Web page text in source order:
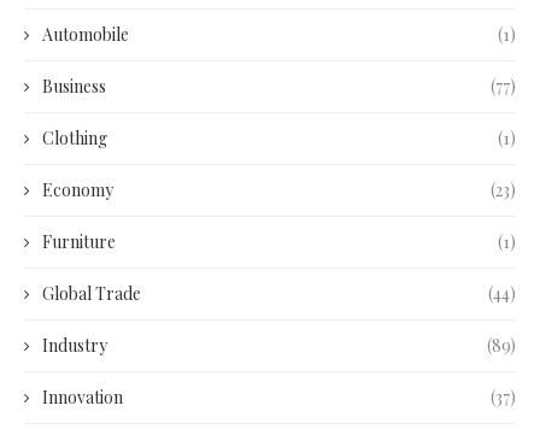
Automobile (1)
Business (77)
Clothing (1)
Economy (23)
Furniture (1)
Global Trade (44)
Industry (89)
Innovation (37)